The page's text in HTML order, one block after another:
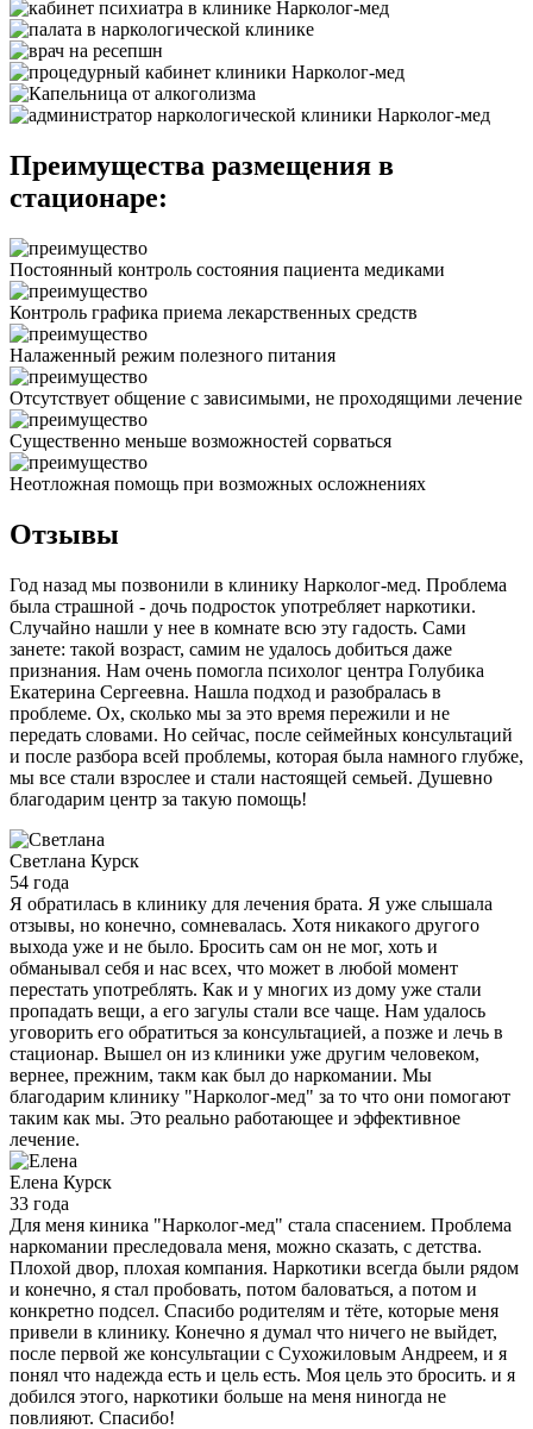
Преимущества размещения в
стационаре:
Постоянный контроль состояния пациента медиками
Контроль графика приема лекарственных средств
Налаженный режим полезного питания
Отсутствует общение с зависимыми, не проходящими лечение
Существенно меньше возможностей сорваться
Неотложная помощь при возможных осложнениях
Отзывы
Год назад мы позвонили в клинику Нарколог-мед. Проблема
была страшной - дочь подросток употребляет наркотики.
Случайно нашли у нее в комнате всю эту гадость. Сами
занете: такой возраст, самим не удалось добиться даже
признания. Нам очень помогла психолог центра Голубика
Екатерина Сергеевна. Нашла подход и разобралась в
проблеме. Ох, сколько мы за это время пережили и не
передать словами. Но сейчас, после сеймейных консультаций
и после разбора всей проблемы, которая была намного глубже,
мы все стали взрослее и стали настоящей семьей. Душевно
благодарим центр за такую помощь!
Светлана Курск
54 года
Я обратилась в клинику для лечения брата. Я уже слышала
отзывы, но конечно, сомневалась. Хотя никакого другого
выхода уже и не было. Бросить сам он не мог, хоть и
обманывал себя и нас всех, что может в любой момент
перестать употреблять. Как и у многих из дому уже стали
пропадать вещи, а его загулы стали все чаще. Нам удалось
уговорить его обратиться за консультацией, а позже и лечь в
стационар. Вышел он из клиники уже другим человеком,
вернее, прежним, такм как был до наркомании. Мы
благодарим клинику "Нарколог-мед" за то что они помогают
таким как мы. Это реально работающее и эффективное
лечение.
Елена Курск
33 года
Для меня киника "Нарколог-мед" стала спасением. Проблема
наркомании преследовала меня, можно сказать, с детства.
Плохой двор, плохая компания. Наркотики всегда были рядом
и конечно, я стал пробовать, потом баловаться, а потом и
конкретно подсел. Спасибо родителям и тёте, которые меня
привели в клинику. Конечно я думал что ничего не выйдет,
после первой же консультации с Сухожиловым Андреем, и я
понял что надежда есть и цель есть. Моя цель это бросить. и я
добился этого, наркотики больше на меня ниногда не
повлияют. Спасибо!